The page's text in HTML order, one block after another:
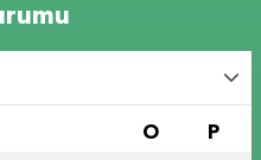
O P